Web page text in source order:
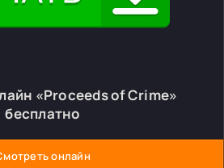
«Proceeds of Crime»
бесплатно
онлайн